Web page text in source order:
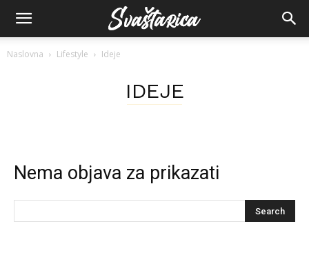
Naslovna Lifestyle Ideje
IDEJE
Nema objava za prikazati